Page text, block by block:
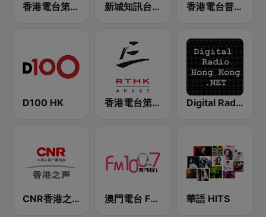
香港電台第五台 - RTHK Radio 5 新城知訊台 MetroInfo FM99.7 香港電台普通話台 RTHK Radio
D100 HK 香港電台第三台 RTHK Radio 3 Digital Radio Hong Kong
CNR香港之声 - CNR Voice of Hong Kong 澳門電台 FM 100.7 華語 HITS